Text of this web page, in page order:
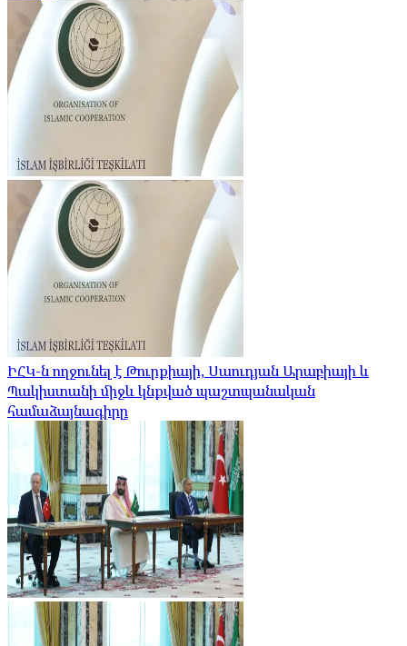
ԻՀԿ-ն ողջունել է Թուրքիայի, Սաուդյան Արաբիայի և
Պակիստանի միջև կնքված պաշտպանական
համաձայնագիրը